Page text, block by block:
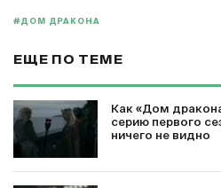
#ДОМ ДРАКОНА
ЕЩЕ ПО ТЕМЕ
Как «Дом
серию первого
ничего не видно